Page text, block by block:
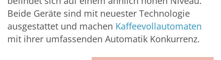
Beide Geräte sind mit neuester Technologie
ausgestattet und machen Kaffeevollautomaten
mit ihrer umfassenden Automatik Konkurrenz.